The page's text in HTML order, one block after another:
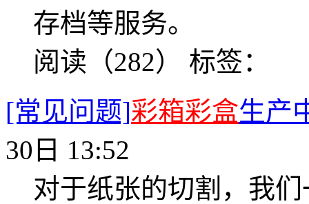
存档等服务。
阅读（282） 标签：
[常见问题]彩箱彩盒生产
30日 13:52
对于纸张的切割，我